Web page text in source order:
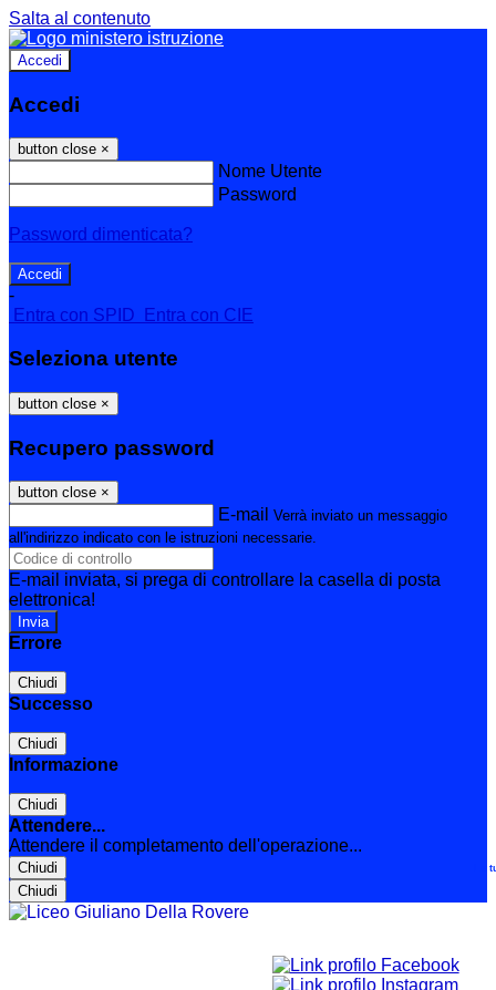
Salta al contenuto
Accedi
Accedi
button close ×
Nome Utente
Password
Password dimenticata?
-
Entra con SPID
Entra con CIE
Seleziona utente
button close ×
Recupero password
button close ×
E-mail Verrà inviato un messaggio
all'indirizzo indicato con le istruzioni necessarie.
E-mail inviata, si prega di controllare la casella di posta
elettronica!
Errore
Chiudi
Successo
Chiudi
Informazione
Chiudi
Attendere...
Attendere il completamento dell'operazione...
Chiudi
Chiudi
Le